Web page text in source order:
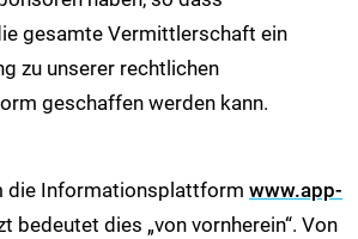
gesamte Vermittlerschaft ein
zu unserer rechtlichen
geschaffen werden kann.
die Informationsplattform www.app-
bedeutet dies „von vornherein“. Von